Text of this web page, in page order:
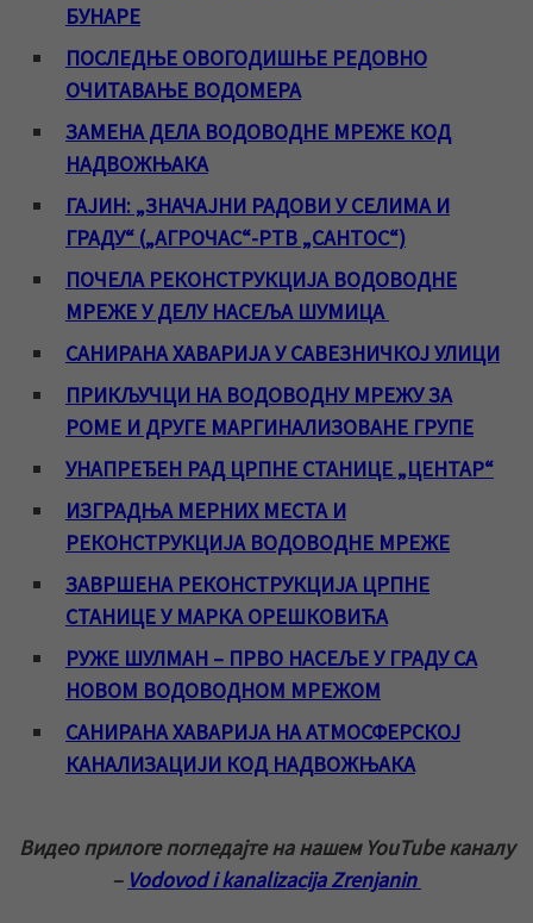
БУНАРЕ
ПОСЛЕДЊЕ ОВОГОДИШЊЕ РЕДОВНО
ОЧИТАВАЊЕ ВОДОМЕРА
ЗАМЕНА ДЕЛА ВОДОВОДНЕ МРЕЖЕ КОД
НАДВОЖЊАКА
ГАЈИН: „ЗНАЧАЈНИ РАДОВИ У СЕЛИМА И
ГРАДУ“ („АГРОЧАС“-РТВ „САНТОС“)
ПОЧЕЛА РЕКОНСТРУКЦИЈА ВОДОВОДНЕ
МРЕЖЕ У ДЕЛУ НАСЕЉА ШУМИЦА
САНИРАНА ХАВАРИЈА У САВЕЗНИЧКОЈ УЛИЦИ
ПРИКЉУЧЦИ НА ВОДОВОДНУ МРЕЖУ ЗА
РОМЕ И ДРУГЕ МАРГИНАЛИЗОВАНЕ ГРУПЕ
УНАПРЕЂЕН РАД ЦРПНЕ СТАНИЦЕ „ЦЕНТАР“
ИЗГРАДЊА МЕРНИХ МЕСТА И
РЕКОНСТРУКЦИЈА ВОДОВОДНЕ МРЕЖЕ
ЗАВРШЕНА РЕКОНСТРУКЦИЈА ЦРПНЕ
СТАНИЦЕ У МАРКА ОРЕШКОВИЋА
РУЖЕ ШУЛМАН – ПРВО НАСЕЉЕ У ГРАДУ СА
НОВОМ ВОДОВОДНОМ МРЕЖОМ
САНИРАНА ХАВАРИЈА НА АТМОСФЕРСКОЈ
КАНАЛИЗАЦИЈИ КОД НАДВОЖЊАКА
Видео прилоге погледајте на нашем YouTube каналу
– Vodovod i kanalizacija Zrenjanin